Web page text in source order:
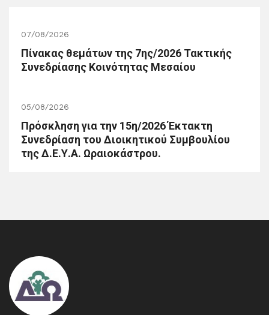
07/08/2026
Πίνακας θεμάτων της 7ης/2026 Τακτικής
Συνεδρίασης Κοινότητας Μεσαίου
05/08/2026
Πρόσκληση για την 15η/2026 Έκτακτη
Συνεδρίαση του Διοικητικού Συμβουλίου
της Δ.Ε.Υ.Α. Ωραιοκάστρου.